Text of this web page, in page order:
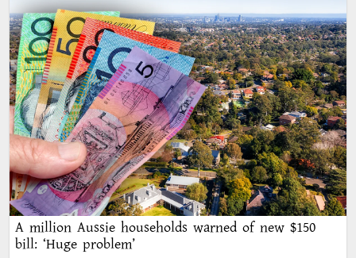
A million Aussie households warned of new $150
bill: ‘Huge problem’